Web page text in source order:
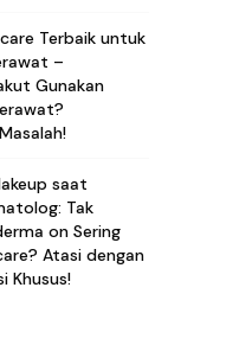
Terbaik untuk
–
Gunakan
saat
Tak
on Sering
Atasi dengan
Khusus!